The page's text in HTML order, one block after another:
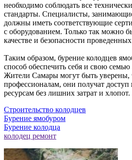
необходимо соблюдать все
стандарты. Специалисты,
должны иметь соответствующие
с оборудованием. Только так можно
качестве и безопасности проведенных
Таким образом, бурение колодцев
способ обеспечить себя и свою
Жители Самары могут быть уверены,
профессионалам, они получат
ресурсам без лишних затрат и хлопот.
Строительство колодцев
Бурение ямобуром
Бурение колодца
колодец ремонт